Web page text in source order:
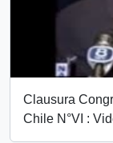
Clausura
Chile N°VI :